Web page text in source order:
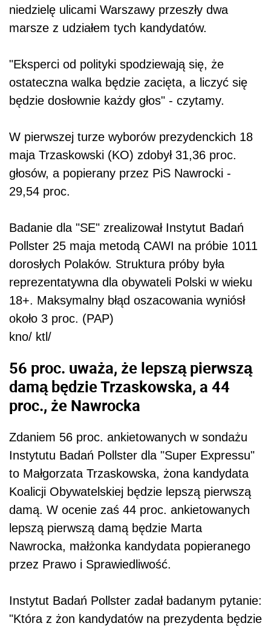
niedzielę ulicami Warszawy przeszły dwa
marsze z udziałem tych kandydatów.
"Eksperci od polityki spodziewają się, że
ostateczna walka będzie zacięta, a liczyć się
będzie dosłownie każdy głos" - czytamy.
W pierwszej turze wyborów prezydenckich 18
maja Trzaskowski (KO) zdobył 31,36 proc.
głosów, a popierany przez PiS Nawrocki -
29,54 proc.
Badanie dla "SE" zrealizował Instytut Badań
Pollster 25 maja metodą CAWI na próbie 1011
dorosłych Polaków. Struktura próby była
reprezentatywna dla obywateli Polski w wieku
18+. Maksymalny błąd oszacowania wyniósł
około 3 proc. (PAP)
kno/ ktl/
56 proc. uważa, że lepszą pierwszą
damą będzie Trzaskowska, a 44
proc., że Nawrocka
Zdaniem 56 proc. ankietowanych w sondażu
Instytutu Badań Pollster dla "Super Expressu"
to Małgorzata Trzaskowska, żona kandydata
Koalicji Obywatelskiej będzie lepszą pierwszą
damą. W ocenie zaś 44 proc. ankietowanych
lepszą pierwszą damą będzie Marta
Nawrocka, małżonka kandydata popieranego
przez Prawo i Sprawiedliwość.
Instytut Badań Pollster zadał badanym pytanie:
"Która z żon kandydatów na prezydenta będzie